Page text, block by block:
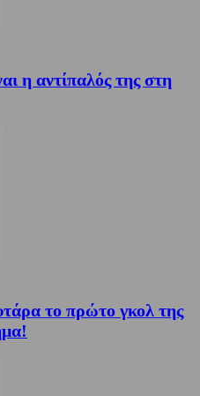
η αντίπαλός της στη
το πρώτο γκολ της